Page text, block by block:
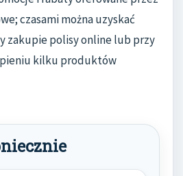
czasami można uzyskać
zakupie polisy online lub przy
kilku produktów